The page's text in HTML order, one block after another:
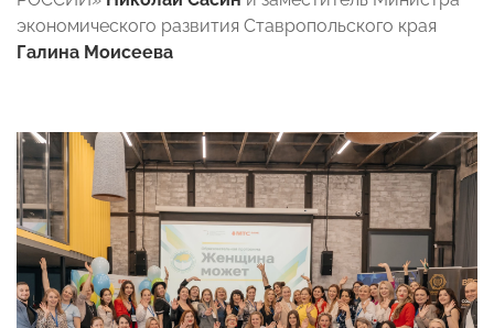
экономического развития Ставропольского края
Галина Моисеева